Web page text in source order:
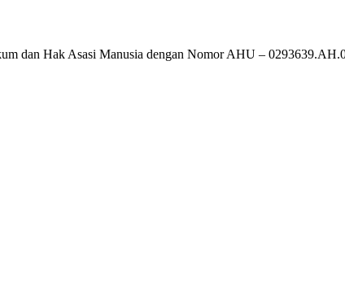
dan Hak Asasi Manusia dengan Nomor AHU –